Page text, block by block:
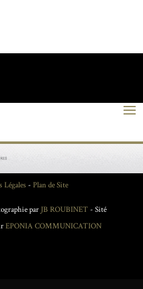
- Plan de Site
par JB ROUBINET - Sité
EPONIA COMMUNICATION